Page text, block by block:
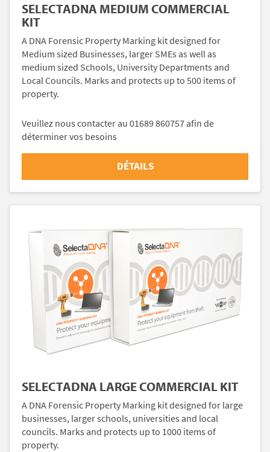
SELECTADNA MEDIUM COMMERCIAL
KIT
A DNA Forensic Property Marking kit designed for
Medium sized Businesses, larger SMEs as well as
medium sized Schools, University Departments and
Local Councils. Marks and protects up to 500 items of
property.
Veuillez nous contacter au 01689 860757 afin de
déterminer vos besoins
DÉTAILS
SELECTADNA LARGE COMMERCIAL KIT
A DNA Forensic Property Marking kit designed for large
businesses, larger schools, universities and local
councils. Marks and protects up to 1000 items of
property.